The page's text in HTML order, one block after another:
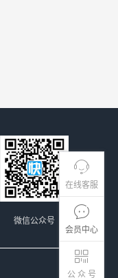
在线客服
会员中心
公 众 号
微信公众号